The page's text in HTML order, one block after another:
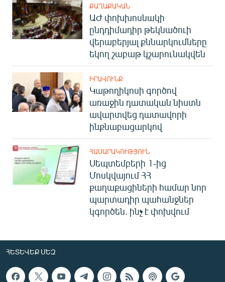
ՔԱՂԱՔԱԿԱՆ
ԱԺ փոխխոսնակի
ընդդիմադիր թեկնածուի
վերաբերյալ քննարկումները
եկող շաբաթ կշարունակվեն
ԻՐԱՎՈՒՆՔ
Կաթողիկոսի գործով
առաջին դատական նիստն
ավարտվեց դատավորի
ինքնաբացարկով
ՀԱՍԱՐԱԿՈՒԹՅՈՒՆ
Սեպտեմբերի 1-ից
Մոսկվայում ՀՀ
քաղաքացիների համար նոր
պարտադիր պահանջներ
կգործեն. ինչ է փոխվում
ՀԵՏԵՎԵՔ ՄԵԶ